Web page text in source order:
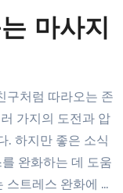
마사지
구처럼 따라오는 존
가지의 도전과 압
. 하지만 좋은 소식
완화하는 데 도움
트레스 완화에 효